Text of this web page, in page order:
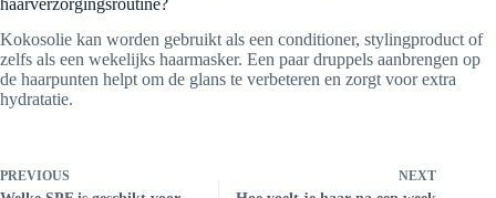
Kokosolie kan worden gebruikt als een conditioner, stylingproduct of
zelfs als een wekelijks haarmasker. Een paar druppels aanbrengen op
de haarpunten helpt om de glans te verbeteren en zorgt voor extra
hydratatie.
PREVIOUS NEXT